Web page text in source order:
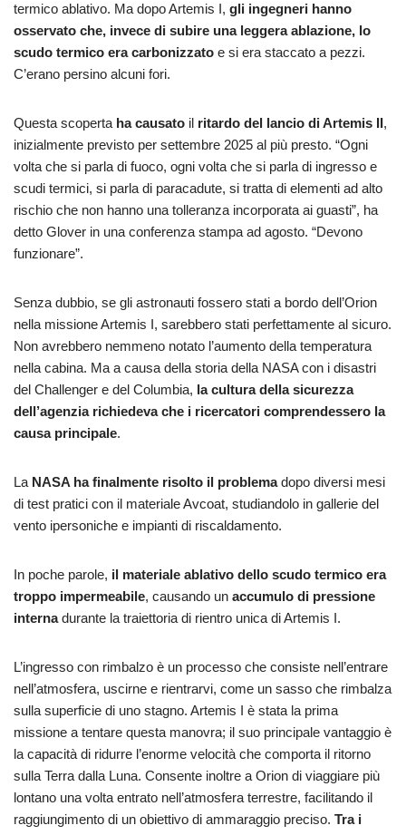
termico ablativo. Ma dopo Artemis I, gli ingegneri hanno
osservato che, invece di subire una leggera ablazione, lo
scudo termico era carbonizzato e si era staccato a pezzi.
C’erano persino alcuni fori.
Questa scoperta ha causato il ritardo del lancio diArtemis II,
inizialmente previsto per settembre 2025 al più presto. “Ogni
volta che si parla di fuoco, ogni volta che si parla di ingresso e
scudi termici, si parla di paracadute, si tratta di elementi ad alto
rischio che non hanno una tolleranza incorporata ai guasti”, ha
detto Glover in una conferenza stampa ad agosto. “Devono
funzionare”.
Senza dubbio, se gli astronauti fossero stati a bordo dell’Orion
nella missione Artemis I, sarebbero stati perfettamente al sicuro.
Non avrebbero nemmeno notato l’aumento della temperatura
nella cabina. Ma a causa della storia della NASA con i disastri
del Challenger e del Columbia, la cultura della sicurezza
dell’agenzia richiedeva che i ricercatori comprendessero la
causa principale.
La NASA ha finalmente risolto il problemadopo diversi mesi
di test pratici con il materiale Avcoat, studiandolo in gallerie del
vento ipersoniche e impianti di riscaldamento.
In poche parole, il materiale ablativo dello scudo termico era
troppo impermeabile, causando un accumulo di pressione
internadurante la traiettoria di rientro unica di Artemis I.
L’ingresso con rimbalzo è un processo che consiste nell’entrare
nell’atmosfera, uscirne e rientrarvi, come un sasso che rimbalza
sulla superficie di uno stagno. Artemis I è stata la prima
missione a tentare questa manovra; il suo principale vantaggio è
la capacità di ridurre l’enorme velocità che comporta il ritorno
sulla Terra dalla Luna. Consente inoltre a Orion di viaggiare più
lontano una volta entrato nell’atmosfera terrestre, facilitando il
raggiungimento di un obiettivo di ammaraggio preciso. Tra i